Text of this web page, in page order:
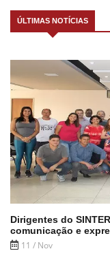
ÚLTIMAS NOTÍCIAS
Dirigentes do
comunicação e
11 / Nov